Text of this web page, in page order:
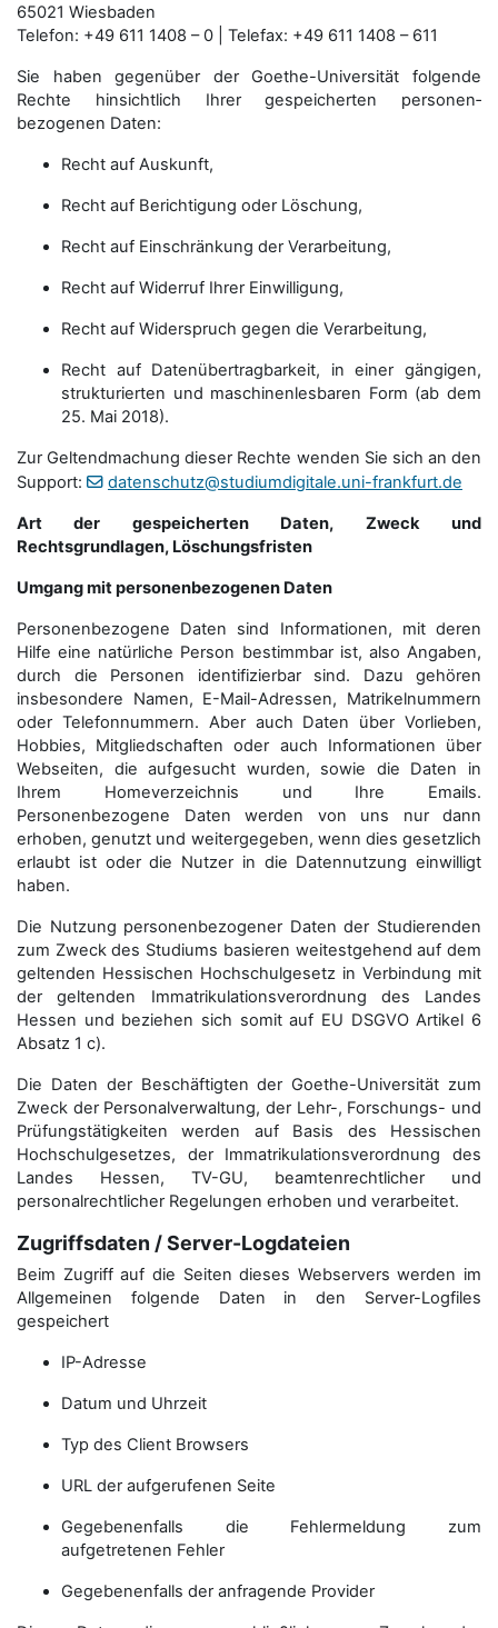
65021 Wiesbaden
Telefon: +49 611 1408 – 0 | Telefax: +49 611 1408 – 611
Sie haben gegenüber der Goethe-Universität folgende
Rechte hinsichtlich Ihrer gespeicherten personen­
bezogenen Daten:
Recht auf Auskunft,
Recht auf Berichtigung oder Löschung,
Recht auf Einschränkung der Verarbeitung,
Recht auf Widerruf Ihrer Einwilligung,
Recht auf Widerspruch gegen die Verarbeitung,
Recht auf Datenübertragbarkeit, in einer gängigen,
strukturierten und maschinenlesbaren Form (ab dem
25. Mai 2018).
Zur Geltendmachung dieser Rechte wenden Sie sich an den
Support:
datenschutz@studiumdigitale.uni-frankfurt.de
Art der gespeicherten Daten, Zweck und
Rechtsgrundlagen, Löschungsfristen
Umgang mit personenbezogenen Daten
Personenbezogene Daten sind Informationen, mit deren
Hilfe eine natürliche Person bestimmbar ist, also Angaben,
durch die Personen identifizierbar sind. Dazu gehören
insbesondere Namen, E-Mail-Adressen, Matrikelnummern
oder Telefonnummern. Aber auch Daten über Vorlieben,
Hobbies, Mitgliedschaften oder auch Informationen über
Webseiten, die aufgesucht wurden, sowie die Daten in
Ihrem Homeverzeichnis und Ihre Emails.
Personenbezogene Daten werden von uns nur dann
erhoben, genutzt und weitergegeben, wenn dies gesetzlich
erlaubt ist oder die Nutzer in die Datennutzung einwilligt
haben.
Die Nutzung personenbezogener Daten der Studierenden
zum Zweck des Studiums basieren weitestgehend auf dem
geltenden Hessischen Hochschulgesetz in Verbindung mit
der geltenden Immatrikulationsverordnung des Landes
Hessen und beziehen sich somit auf EU DSGVO Artikel 6
Absatz 1 c).
Die Daten der Beschäftigten der Goethe-Universität zum
Zweck der Personal­verwaltung, der Lehr-, Forschungs- und
Prüfungstätigkeiten werden auf Basis des Hessischen
Hochschulgesetzes, der Immatrikulations­verordnung des
Landes Hessen, TV-GU, beamtenrechtlicher und
personalrechtlicher Regelungen erhoben und verarbeitet.
Zugriffsdaten / Server-Logdateien
Beim Zugriff auf die Seiten dieses Webservers werden im
Allgemeinen folgende Daten in den Server-Logfiles
gespeichert
IP-Adresse
Datum und Uhrzeit
Typ des Client Browsers
URL der aufgerufenen Seite
Gegebenenfalls die Fehlermeldung zum
aufgetretenen Fehler
Gegebenenfalls der anfragende Provider